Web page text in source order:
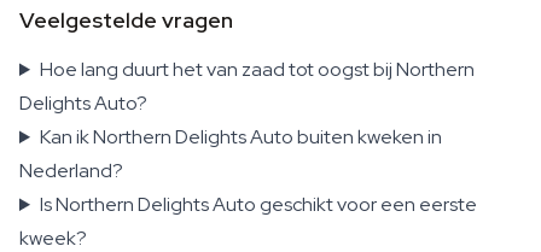
Veelgestelde vragen
Hoe lang duurt het van zaad tot oogst bij Northern
Delights Auto?
Kan ik Northern Delights Auto buiten kweken in
Nederland?
Is Northern Delights Auto geschikt voor een eerste
kweek?